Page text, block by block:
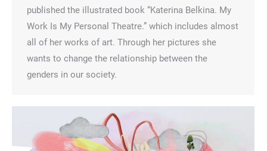
published the illustrated book “Katerina Belkina. My
Work Is My Personal Theatre.” which includes almost
all of her works of art. Through her pictures she
wants to change the relationship between the
genders in our society.